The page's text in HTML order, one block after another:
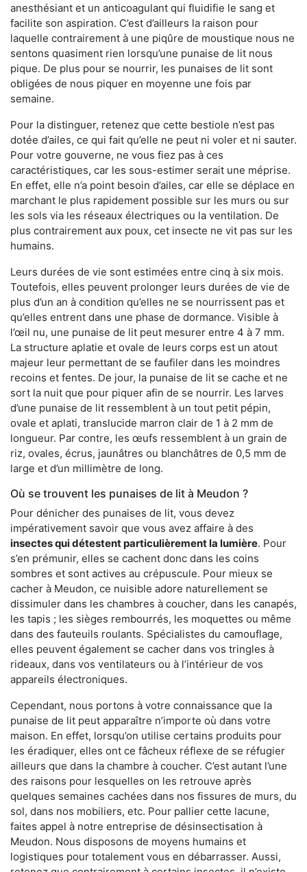
anesthésiant et un anticoagulant qui fluidifie le sang et
facilite son aspiration. C’est d’ailleurs la raison pour
laquelle contrairement à une piqûre de moustique nous ne
sentons quasiment rien lorsqu’une punaise de lit nous
pique. De plus pour se nourrir, les punaises de lit sont
obligées de nous piquer en moyenne une fois par
semaine.
Pour la distinguer, retenez que cette bestiole n’est pas
dotée d’ailes, ce qui fait qu’elle ne peut ni voler et ni sauter.
Pour votre gouverne, ne vous fiez pas à ces
caractéristiques, car les sous-estimer serait une méprise.
En effet, elle n’a point besoin d’ailes, car elle se déplace en
marchant le plus rapidement possible sur les murs ou sur
les sols via les réseaux électriques ou la ventilation. De
plus contrairement aux poux, cet insecte ne vit pas sur les
humains.
Leurs durées de vie sont estimées entre cinq à six mois.
Toutefois, elles peuvent prolonger leurs durées de vie de
plus d’un an à condition qu’elles ne se nourrissent pas et
qu’elles entrent dans une phase de dormance. Visible à
l’œil nu, une punaise de lit peut mesurer entre 4 à 7 mm.
La structure aplatie et ovale de leurs corps est un atout
majeur leur permettant de se faufiler dans les moindres
recoins et fentes. De jour, la punaise de lit se cache et ne
sort la nuit que pour piquer afin de se nourrir. Les larves
d’une punaise de lit ressemblent à un tout petit pépin,
ovale et aplati, translucide marron clair de 1 à 2 mm de
longueur. Par contre, les œufs ressemblent à un grain de
riz, ovales, écrus, jaunâtres ou blanchâtres de 0,5 mm de
large et d’un millimètre de long.
Où se trouvent les punaises de lit à Meudon ?
Pour dénicher des punaises de lit, vous devez
impérativement savoir que vous avez affaire à des
insectes qui détestent particulièrement la lumière. Pour
s’en prémunir, elles se cachent donc dans les coins
sombres et sont actives au crépuscule. Pour mieux se
cacher à Meudon, ce nuisible adore naturellement se
dissimuler dans les chambres à coucher, dans les canapés,
les tapis ; les sièges rembourrés, les moquettes ou même
dans des fauteuils roulants. Spécialistes du camouflage,
elles peuvent également se cacher dans vos tringles à
rideaux, dans vos ventilateurs ou à l’intérieur de vos
appareils électroniques.
Cependant, nous portons à votre connaissance que la
punaise de lit peut apparaître n’importe où dans votre
maison. En effet, lorsqu’on utilise certains produits pour
les éradiquer, elles ont ce fâcheux réflexe de se réfugier
ailleurs que dans la chambre à coucher. C’est autant l’une
des raisons pour lesquelles on les retrouve après
quelques semaines cachées dans nos fissures de murs, du
sol, dans nos mobiliers, etc. Pour pallier cette lacune,
faites appel à notre entreprise de désinsectisation à
Meudon. Nous disposons de moyens humains et
logistiques pour totalement vous en débarrasser. Aussi,